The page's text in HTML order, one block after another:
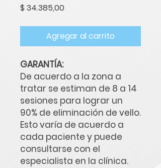
$ 34.385,00Precio
Agregar al carrito
GARANTÍA:
De acuerdo a la zona a
tratar se estiman de 8 a 14
sesiones para lograr un
90% de eliminación de vello.
Esto varía de acuerdo a
cada paciente y puede
consultarse con el
especialista en la clínica.